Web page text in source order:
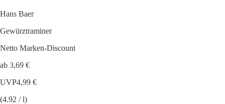
Hans Baer
Gewürztraminer
Netto Marken-Discount
ab 3,69 €
UVP4,99 €
(4.92 / l)